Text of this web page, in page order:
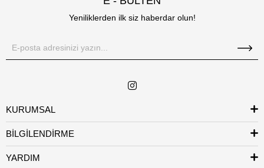
Yeniliklerden ilk siz haberdar olun!
KURUMSAL
BİLGİLENDİRME
YARDIM